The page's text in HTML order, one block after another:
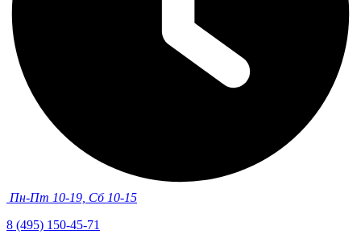
Пн-Пт 10-19, Сб 10-15
8 (495) 150-45-71